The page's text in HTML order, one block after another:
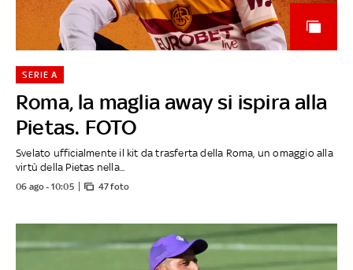
Roma, la maglia away si ispira alla
Pietas. FOTO
SERIE A
Svelato ufficialmente il kit da trasferta della Roma, un omaggio alla
virtù della Pietas nella...
06 ago - 10:05 47 foto